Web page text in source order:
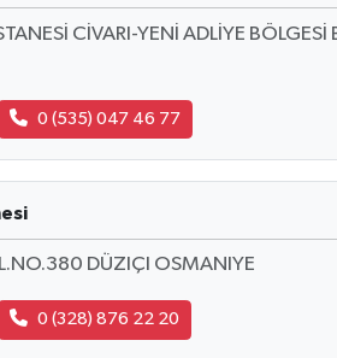
CİVARI-YENİ ADLİYE
0 (535) 047 46 77
DÜZIÇI OSMANIYE
0 (328) 876 22 20